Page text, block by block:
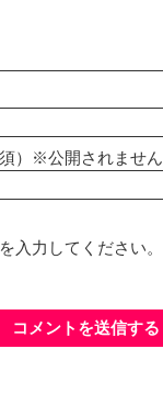
）※公開されません
入力してください。